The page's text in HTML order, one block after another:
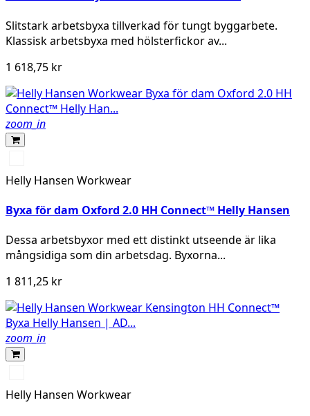
Slitstark arbetsbyxa tillverkad för tungt byggarbete.
Klassisk arbetsbyxa med hölsterfickor av...
1 618,75 kr
zoom_in
BLACK
Helly Hansen Workwear
Byxa för dam Oxford 2.0 HH Connect™ Helly Hansen
Dessa arbetsbyxor med ett distinkt utseende är lika
mångsidiga som din arbetsdag. Byxorna...
1 811,25 kr
zoom_in
BLACK
Helly Hansen Workwear